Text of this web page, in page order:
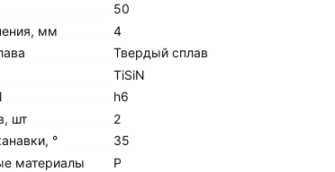
50
мм
4
Твердый сплав
TiSiN
h6
шт
2
°
35
материалы
P